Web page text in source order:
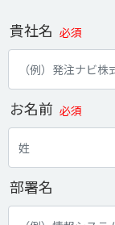
貴社名 必須
お名前 必須
部署名